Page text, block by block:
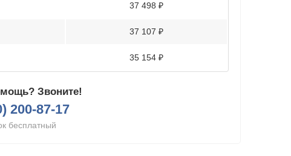
37 498 ₽
37 107 ₽
35 154 ₽
Звоните!
200-87-17
бесплатный